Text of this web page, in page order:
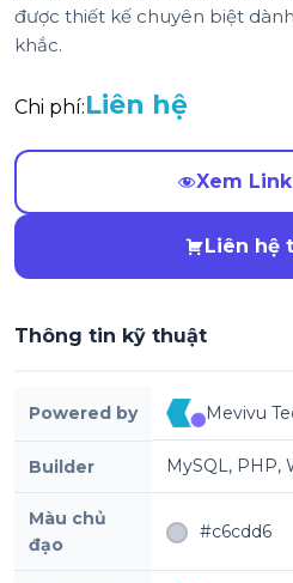
được thiết kế chuyên biệt
khắc.
Chi phí:Liên hệ
Xem
Liên hệ
Thông tin kỹ thuật
Powered by Mevivu
Builder MySQL, PHP,
Màu chủ
đạo
#c6cdd6